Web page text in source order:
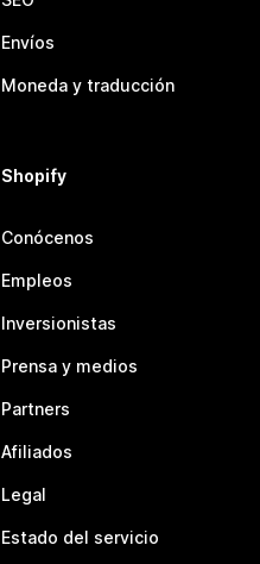
Envíos
Moneda y traducción
Shopify
Conócenos
Empleos
Inversionistas
Prensa y medios
Partners
Afiliados
Legal
Estado del servicio